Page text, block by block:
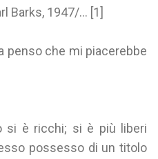
Barks, 1947/... [1]
penso che mi piacerebbe
si è ricchi; si è più liberi
possesso di un titolo